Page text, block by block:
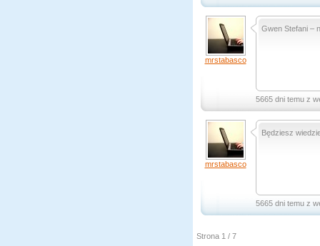
mrstabasco
Gwen Stefani –
5665 dni temu z
mrstabasco
Będziesz
5665 dni temu z
Strona 1 / 7